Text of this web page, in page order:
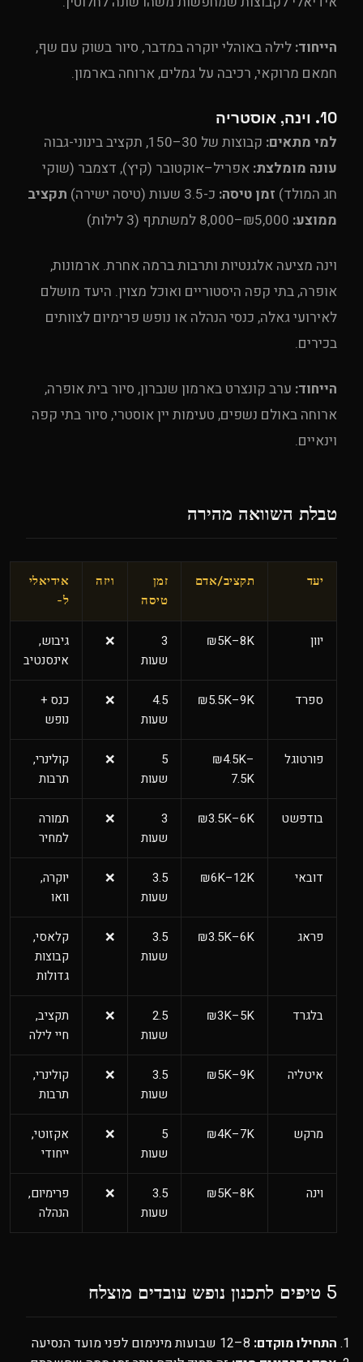
הייחוד: לילה באוהלי יוקרה במדבר, סיור בשוק עם שף,
חמאם מרוקאי, רכיבה על גמלים, ארוחה בארמון.
10. וינה, אוסטריה
למי מתאים: קבוצות של 30–150, תקציב בינוני-גבוה
עונה מומלצת: אפריל–אוקטובר (קיץ), דצמבר (שוקי
חג המולד) זמן טיסה: כ-3.5 שעות (טיסה ישירה)
תקציב
ממוצע:
וינה מציעה אלגנטיות ותרבות ברמה אחרת. ארמונות,
אופרה, בתי קפה היסטוריים ואוכל מצוין. היעד מושלם
לאירועי גאלה, כנסי הנהלה או נופש פרימיום לצוותים
בכירים.
הייחוד: ערב קונצרט בארמון שנברון, סיור בית אופרה,
ארוחה באולם נשפים, טעימות יין אוסטרי, סיור בתי קפה
וינאיים.
טבלת השוואה מהירה
יעד תקציב/אדם
זמן
טיסה
ויזה
אידיאלי
ל-
יוון ₪5K–8K
3
שעות
❌
גיבוש,
אינסנטיב
ספרד ₪5.5K–9K
4.5
שעות
❌
כנס +
נופש
פורטוגל
₪4.5K–
7.5K
5
שעות
❌
קולינרי,
תרבות
בודפשט ₪3.5K–6K
3
שעות
❌
תמורה
למחיר
דובאי ₪6K–12K
3.5
שעות
❌
יוקרה,
וואו
פראג ₪3.5K–6K
3.5
שעות
❌
קלאסי,
קבוצות
גדולות
בלגרד ₪3K–5K
2.5
שעות
❌
תקציב,
חיי לילה
איטליה ₪5K–9K
3.5
שעות
❌
קולינרי,
תרבות
מרקש ₪4K–7K
5
שעות
❌
אקזוטי,
ייחודי
וינה ₪5K–8K
3.5
שעות
❌
פרימיום,
הנהלה
5 טיפים לתכנון נופש עובדים מוצלח
התחילו מוקדם: